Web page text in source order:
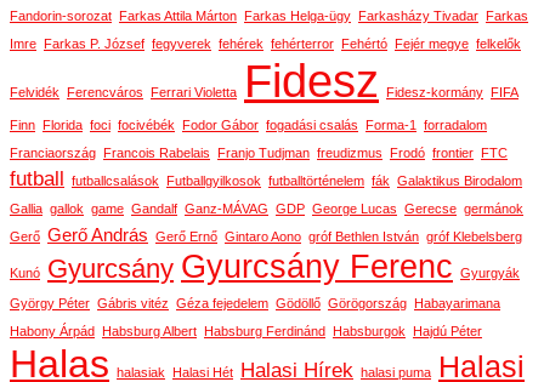
Fandorin-sorozat Farkas Attila Márton Farkas Helga-ügy Farkasházy Tivadar Farkas
Imre Farkas P. József fegyverek fehérek fehérterror Fehértó Fejér megye felkelők
Felvidék Ferencváros Ferrari Violetta Fidesz Fidesz-kormány FIFA
Finn Florida foci focivébék Fodor Gábor fogadási csalás Forma-1
forradalom
Franciaország Francois Rabelais Franjo Tudjman freudizmus Frodó frontier FTC
futball futballcsalások Futballgyilkosok futballtörténelem fák Galaktikus Birodalom
Gallia gallok game Gandalf Ganz-MÁVAG GDP George Lucas Gerecse germánok
Gerő Gerő András Gerő Ernő Gintaro Aono gróf Bethlen István gróf Klebelsberg
Kunó Gyurcsány Gyurcsány Ferenc Gyurgyák
György Péter Gábris vitéz Géza fejedelem Gödöllő Görögország Habayarimana
Habony Árpád Habsburg Albert Habsburg Ferdinánd Habsburgok Hajdú Péter
Halas halasiak Halasi Hét Halasi Hírek halasi puma Halasi